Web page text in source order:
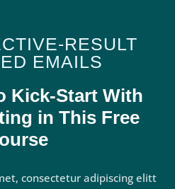
RESULT
EMAILS
Kick-Start With
in This Free
consectetur adipiscing elitt